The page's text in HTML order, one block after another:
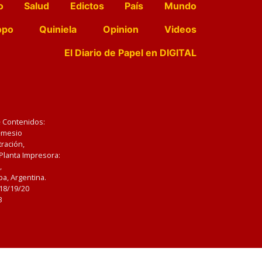
Salud Edictos País
Mundo
Quiniela Opinion
Videos
El Diario de Papel en DIGITAL
Impresora:
Argentina.
19/20